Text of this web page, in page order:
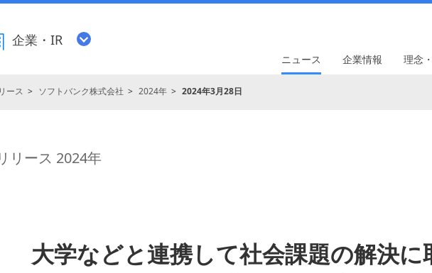
企業・IR
ニュース 企業情報 理念
ース ソフトバンク株式会社 2024年 2024年3月28日
リース 2024年
大学などと連携して社会課題の解決に